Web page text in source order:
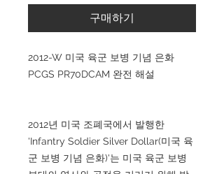
구매하기
2012-W 미국 육군 보병 기념 은화
PCGS PR70DCAM 완전 해설
2012년 미국 조폐국에서 발행한
'Infantry Soldier Silver Dollar(미국 육
군 보병 기념 은화)'는 미국 육군 보병